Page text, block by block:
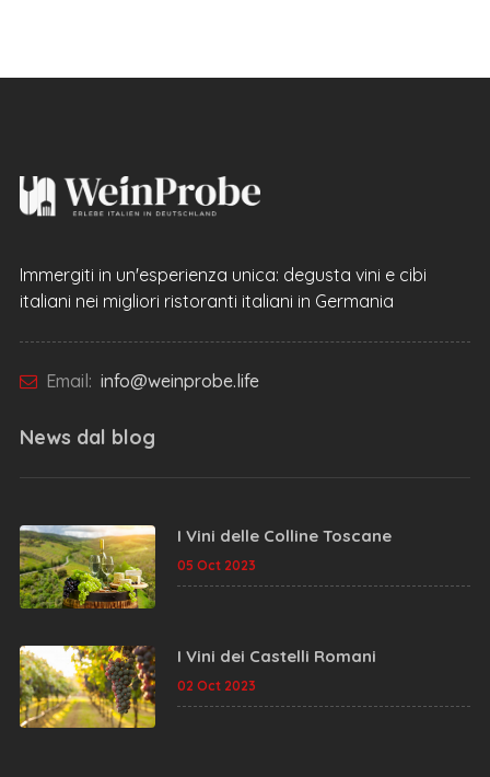
Immergiti in un'esperienza unica: degusta vini e cibi
italiani nei migliori ristoranti italiani in Germania
Email: info@weinprobe.life
News dal blog
I Vini delle Colline Toscane
05 Oct 2023
I Vini dei Castelli Romani
02 Oct 2023